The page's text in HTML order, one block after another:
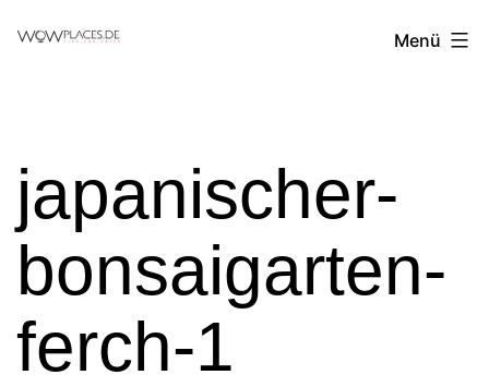
Reiseblog
Menü
japanischer-
bonsaigarten-
ferch-1